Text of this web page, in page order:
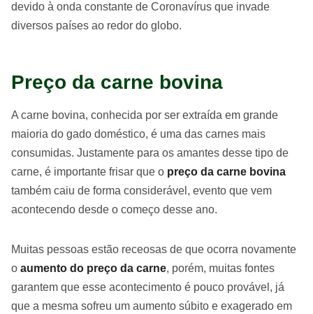
devido à onda constante de Coronavírus que invade
diversos países ao redor do globo.
Preço da carne bovina
A carne bovina, conhecida por ser extraída em grande
maioria do gado doméstico, é uma das carnes mais
consumidas. Justamente para os amantes desse tipo de
carne, é importante frisar que o preço da carne bovina
também caiu de forma considerável, evento que vem
acontecendo desde o começo desse ano.
Muitas pessoas estão receosas de que ocorra novamente
o aumento do preço da carne, porém, muitas fontes
garantem que esse acontecimento é pouco provável, já
que a mesma sofreu um aumento súbito e exagerado em